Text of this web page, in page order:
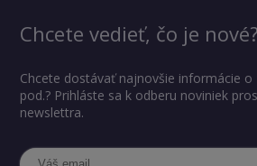
Chcete vedieť, čo je nové?
Chcete dostávať najnovšie informácie o
pod.? Prihláste sa k odberu noviniek
newslettra.